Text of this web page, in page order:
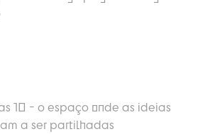
10 - o espaço onde as ideias
a ser partilhadas